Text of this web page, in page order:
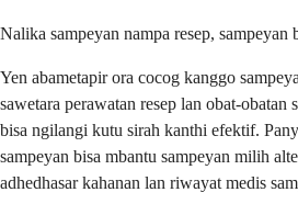
Nalika sampeyan nampa resep, sampeyan
Yen abametapir ora cocog kanggo
sawetara perawatan resep lan obat-
bisa ngilangi kutu sirah kanthi efektif.
sampeyan bisa mbantu sampeyan milih
adhedhasar kahanan lan riwayat medis